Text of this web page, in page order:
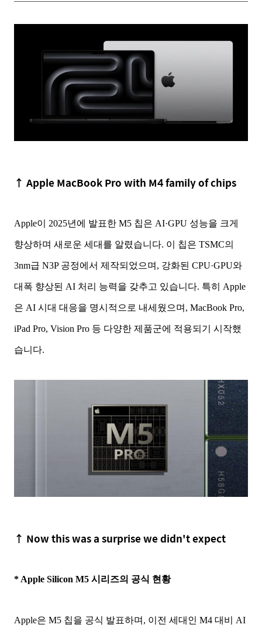
↑ Apple MacBook Pro with M4 family of chips
Apple이 2025년에 발표한 M5 칩은 AI·GPU 성능을 크게
향상하며 새로운 세대를 알렸습니다. 이 칩은 TSMC의
3nm급 N3P 공정에서 제작되었으며, 강화된 CPU·GPU와
대폭 향상된 AI 처리 능력을 갖추고 있습니다. 특히 Apple
은 AI 시대 대응을 명시적으로 내세웠으며, MacBook Pro,
iPad Pro, Vision Pro 등 다양한 제품군에 적용되기 시작했
습니다.
↑ Now this was a surprise we didn't expect
* Apple Silicon M5 시리즈의 공식 현황
Apple은 M5 칩을 공식 발표하며, 이전 세대인 M4 대비 AI